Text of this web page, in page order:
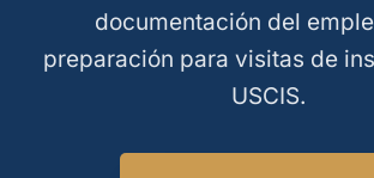
documentación del
preparación para visitas de
USCIS.